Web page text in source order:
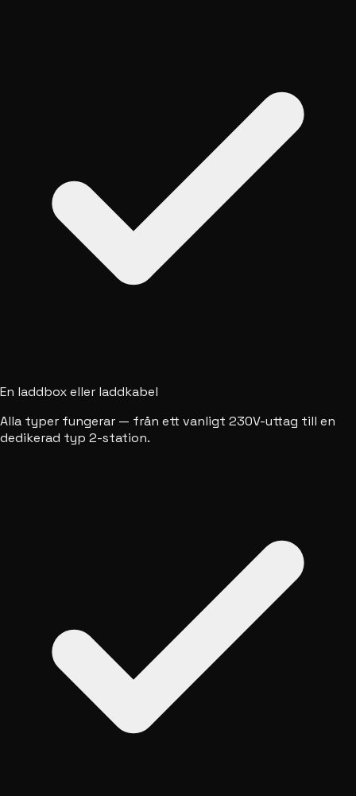
En laddbox eller laddkabel
Alla typer fungerar — från ett vanligt 230V-uttag till en
dedikerad typ 2-station.